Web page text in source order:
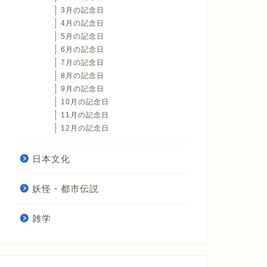
3月の記念日
4月の記念日
5月の記念日
6月の記念日
7月の記念日
8月の記念日
9月の記念日
10月の記念日
11月の記念日
12月の記念日
日本文化
妖怪・都市伝説
雑学